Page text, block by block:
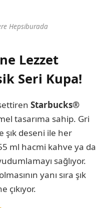
Hepsiburada
Lezzet
Seri Kupa!
Starbucks®
tasarıma sahip. Gri
şık deseni ile her
ml hacmi kahve ya da
sağlıyor.
yanı sıra şık
çıkıyor.